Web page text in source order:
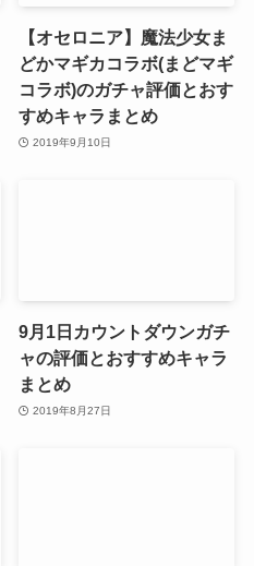
【オセロニア】魔法少女ま
どかマギカコラボ(まどマギ
コラボ)のガチャ評価とおす
すめキャラまとめ
2019年9月10日
9月1日カウントダウンガチ
ャの評価とおすすめキャラ
まとめ
2019年8月27日